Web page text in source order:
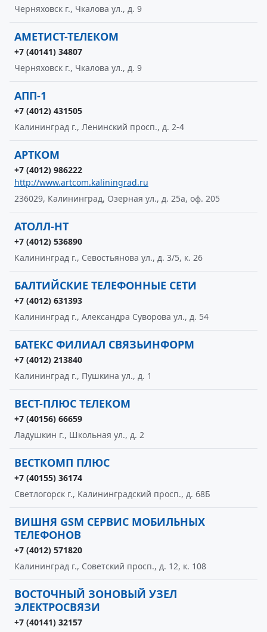
Черняховск г., Чкалова ул., д. 9
АМЕТИСТ-ТЕЛЕКОМ
+7 (40141) 34807
Черняховск г., Чкалова ул., д. 9
АПП-1
+7 (4012) 431505
Калининград г., Ленинский просп., д. 2-4
АРТКОМ
+7 (4012) 986222
http://www.artcom.kaliningrad.ru
236029, Калининград, Озерная ул., д. 25а, оф. 205
АТОЛЛ-НТ
+7 (4012) 536890
Калининград г., Севостьянова ул., д. 3/5, к. 26
БАЛТИЙСКИЕ ТЕЛЕФОННЫЕ СЕТИ
+7 (4012) 631393
Калининград г., Александра Суворова ул., д. 54
БАТЕКС ФИЛИАЛ СВЯЗЬИНФОРМ
+7 (4012) 213840
Калининград г., Пушкина ул., д. 1
ВЕСТ-ПЛЮС ТЕЛЕКОМ
+7 (40156) 66659
Ладушкин г., Школьная ул., д. 2
ВЕСТКОМП ПЛЮС
+7 (40155) 36174
Светлогорск г., Калининградский просп., д. 68Б
ВИШНЯ GSM СЕРВИС МОБИЛЬНЫХ
ТЕЛЕФОНОВ
+7 (4012) 571820
Калининград г., Советский просп., д. 12, к. 108
ВОСТОЧНЫЙ ЗОНОВЫЙ УЗЕЛ
ЭЛЕКТРОСВЯЗИ
+7 (40141) 32157